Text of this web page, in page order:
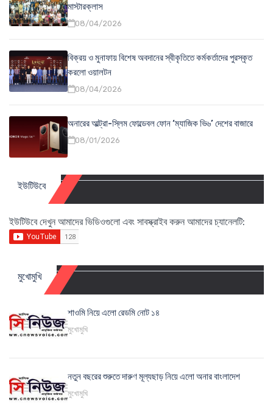
মাস্টারক্লাস
08/04/2026
বিক্রয় ও মুনাফায় বিশেষ অবদানের স্বীকৃতিতে কর্মকর্তাদের পুরস্কৃত
করলো ওয়ালটন
08/04/2026
অনারের আল্ট্রা-স্লিম ফোল্ডেবল ফোন ‘ম্যাজিক ভি৬’ দেশের বাজারে
08/01/2026
ইউটিউবে
ইউটিউবে দেখুন আমাদের ভিডিওগুলো এবং সাবস্ক্রাইব করুন আমাদের চ্যানেলটি:
মুখোমুখি
শাওমি নিয়ে এলো রেডমি নোট ১৪
মুখোমুখি
নতুন বছরের শুরুতে দারুণ মূল্যছাড় নিয়ে এলো অনার বাংলাদেশ
মুখোমুখি